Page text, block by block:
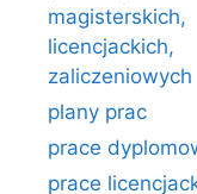
magisterskich,
licencjackich,
zaliczeniowych
plany prac
prace
prace